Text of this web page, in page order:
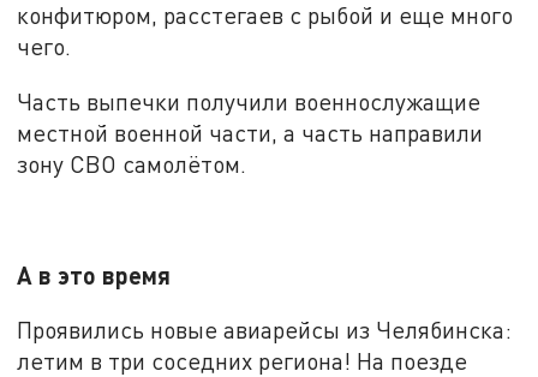
конфитюром, расстегаев с рыбой и еще много
чего.
Часть выпечки получили военнослужащие
местной военной части, а часть направили
зону СВО самолётом.
А в это время
Проявились новые авиарейсы из Челябинска:
летим в три соседних региона! На поезде